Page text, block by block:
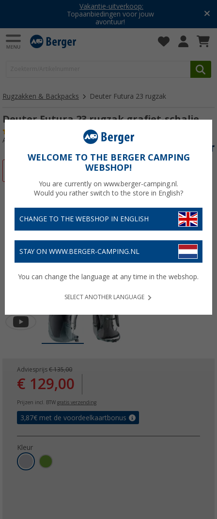
Vakantie-uitverkoop:
Topaanbiedingen voor jouw
avontuur!
Rugzakken & Backpacks Deuter Futura 23 rugzak
Deuter Futura 23 rugzak grafiet-schalie
Artikelnr: 830366
Adviesprijs € 135,00
€ 129,00
Prijzen incl. BTW gratis verzending
3,87€ met de voordeelkaartbonus
Kleur
WELCOME TO THE BERGER CAMPING
WEBSHOP!
You are currently on www.berger-camping.nl.
Would you rather switch to the store in English?
CHANGE TO THE WEBSHOP IN ENGLISH
STAY ON WWW.BERGER-CAMPING.NL
You can change the language at any time in the webshop.
SELECT ANOTHER LANGUAGE